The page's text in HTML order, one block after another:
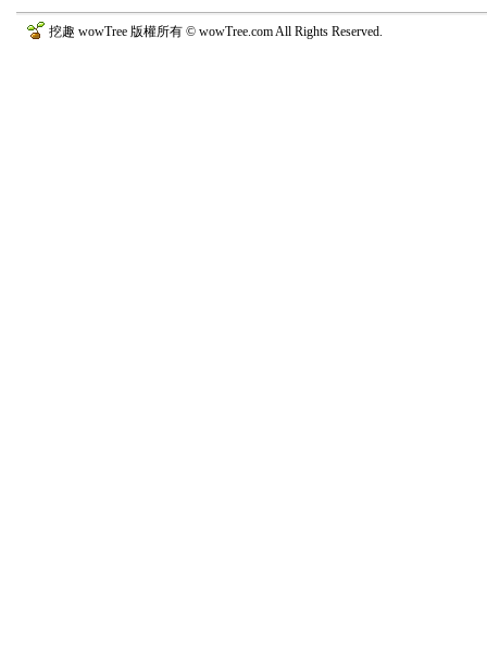
挖趣 wowTree 版權所有 © wowTree.com All Rights Reserved.